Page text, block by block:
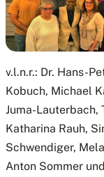
v.l.n.r.: Dr. Hans-
Kobuch, Michael
Juma-Lauterbach,
Katharina Rauh,
Schwendiger,
Anton Sommer